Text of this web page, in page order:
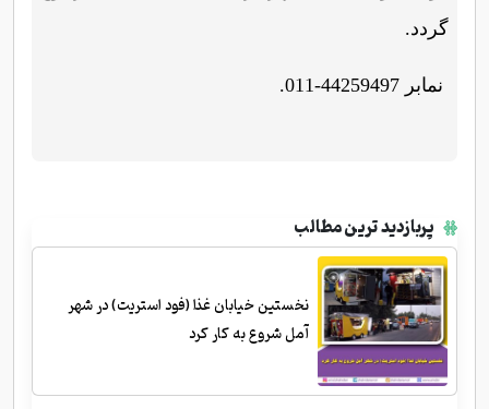
گردد.
نمابر 44259497-011 .
پربازدید ترین مطالب
نخستین خیابان غذا (فود استریت) در شهر
آمل شروع به کار کرد